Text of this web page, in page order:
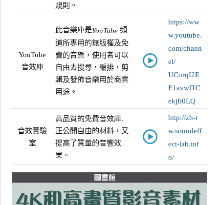
規則。
YouTube
音效庫
此音樂庫是YouTube 頻
道所專用的無版權及免
費的音樂，使用者可以
自由去搜尋，編排，剪
輯及發佈音樂用於商業
用途。
https://ww
w.youtube.
com/chann
el/
UCorqI2E
E1avwlTC
ekjfi0LQ
音效實驗
室
高品質的免費音效庫.
正公開自由的材料，又
提高了質量的音響效
果。
http://zh-t
w.soundeff
ect-lab.inf
o/